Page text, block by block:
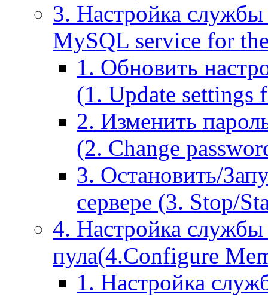
3. Настройка
MySQL service for
1. Обновить
(1. Update settings
2. Изменить
(2. Change
3. Остановить/
сервере (3. Stop/
4. Настройка
пула(4.Configure
1. Настройка